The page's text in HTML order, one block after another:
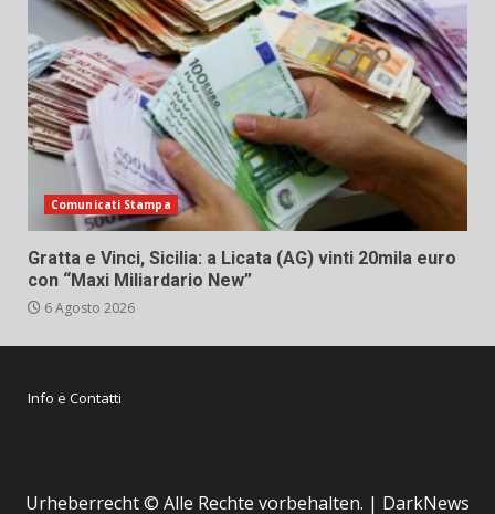
Comunicati Stampa
Gratta e Vinci, Sicilia: a Licata (AG) vinti 20mila euro
con “Maxi Miliardario New”
6 Agosto 2026
Info e Contatti
Urheberrecht © Alle Rechte vorbehalten. | DarkNews